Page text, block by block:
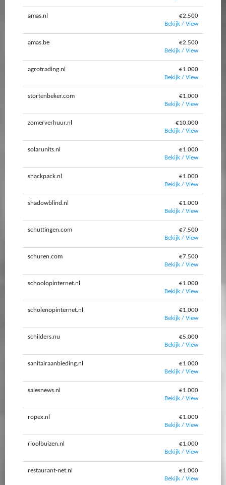
amas.nl
€2.500
Bekijk / View
amas.be
€2.500
Bekijk / View
agrotrading.nl
€1.000
Bekijk / View
stortenbeker.com
€1.000
Bekijk / View
zomerverhuur.nl
€10.000
Bekijk / View
solarunits.nl
€1.000
Bekijk / View
snackpack.nl
€1.000
Bekijk / View
shadowblind.nl
€1.000
Bekijk / View
schuttingen.com
€7.500
Bekijk / View
schuren.com
€7.500
Bekijk / View
schoolopinternet.nl
€1.000
Bekijk / View
scholenopinternet.nl
€1.000
Bekijk / View
schilders.nu
€5.000
Bekijk / View
sanitairaanbieding.nl
€1.000
Bekijk / View
salesnews.nl
€1.000
Bekijk / View
ropex.nl
€1.000
Bekijk / View
rioolbuizen.nl
€1.000
Bekijk / View
restaurant-net.nl
€1.000
Bekijk / View